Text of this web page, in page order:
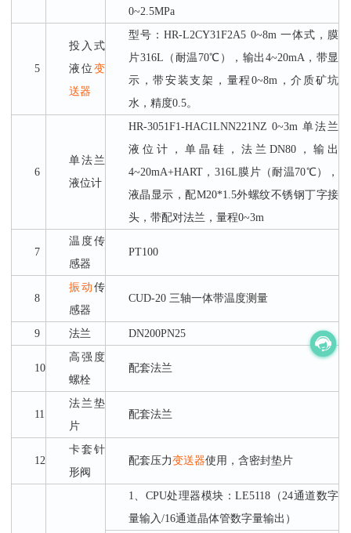
0~2.5MPa
5
投入式
液位变
送器
型号：HR-L2CY31F2A5 0~8m 一体式，膜
片316L（耐温70℃），输出4~20mA，带显
示，带安装支架，量程0~8m，介质矿坑
水，精度0.5。
6
单法兰
液位计
HR-3051F1-HAC1LNN221NZ 0~3m 单法兰
液位计，单晶硅，法兰DN80，输出
4~20mA+HART，316L膜片（耐温70℃），
液晶显示，配M20*1.5外螺纹不锈钢丁字接
头，带配对法兰，量程0~3m
7
温度传
感器
PT100
8
振动传
感器
CUD-20 三轴一体带温度测量
9 法兰 DN200PN25
10
高强度
螺栓
配套法兰
11
法兰垫
片
配套法兰
12
卡套针
形阀
配套压力变送器使用，含密封垫片
1、CPU处理器模块：LE5118（24通道数字
量输入/16通道晶体管数字量输出）